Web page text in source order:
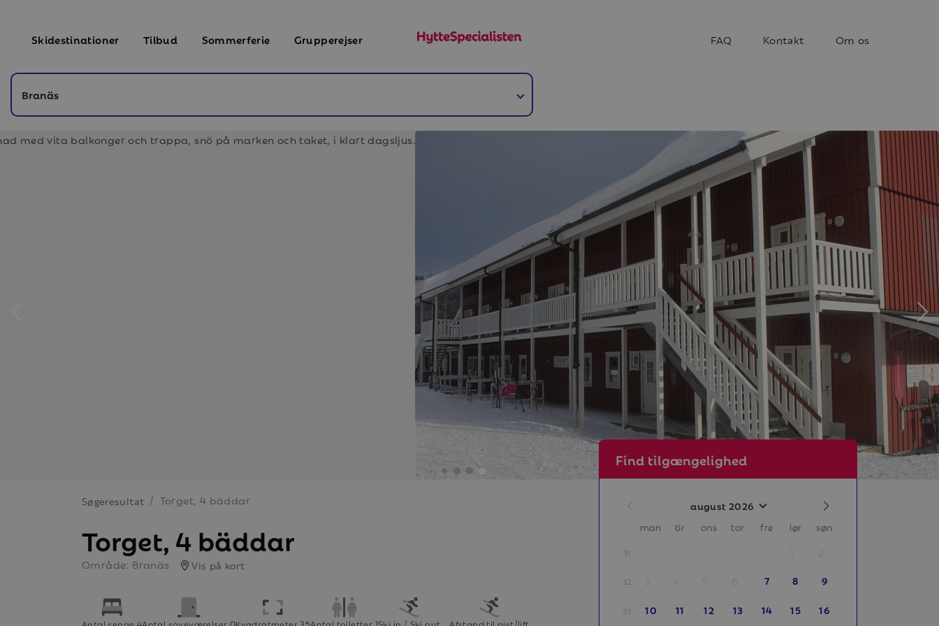
Skidestinationer Tilbud Sommerferie Grupperejser FAQ Kontakt Om os
Søgeresultat Torget, 4 bäddar
Torget, 4 bäddar
Område: Branäs Vis på kort
Antal senge 4Antal soveværelser 0Kvadratmeter 35Antal toiletter 1Ski in / Ski out
Afstand til pist/lift
Find tilgængelighed
august 2026
man tir ons tor fre lør søn
31 2
32 3 4 5 6 7 8 9
33 10 11 12 13 14 15 16